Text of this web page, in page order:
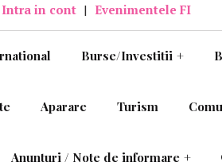
Intra in cont | Evenimentele FI
Burse/Investitii +
Aparare Turism
Anunturi / Note de informare +